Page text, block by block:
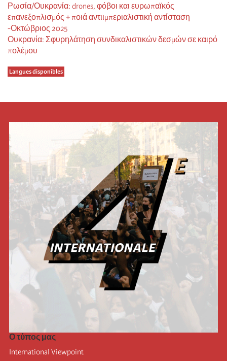
Ρωσία/Ουκρανία: drones, φόβοι και ευρωπαϊκός
επανεξοπλισμός + ποιά αντιιμπεριαλιστική αντίσταση
-Οκτώβριος 2025
Ουκρανία: Σφυρηλάτηση συνδικαλιστικών δεσμών σε καιρό
πολέμου
Langues disponibles
Ο τύπος μας
International Viewpoint